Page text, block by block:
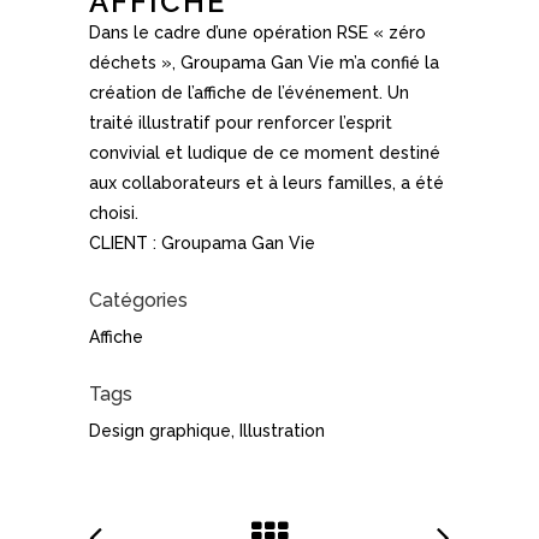
Dans le cadre d’une opération RSE « zéro
déchets », Groupama Gan Vie m’a confié la
création de l’affiche de l’événement. Un
traité illustratif pour renforcer l’esprit
convivial et ludique de ce moment destiné
aux collaborateurs et à leurs familles, a été
choisi.
CLIENT : Groupama Gan Vie
Catégories
Affiche
Tags
Design graphique, Illustration